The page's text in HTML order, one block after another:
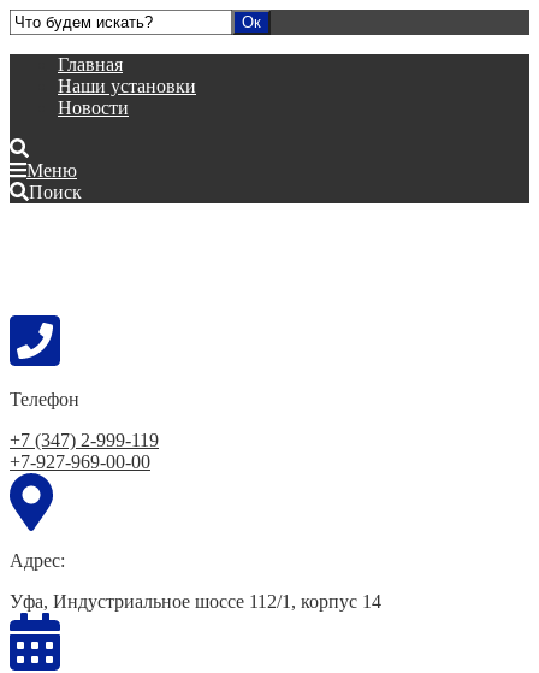
Главная
Наши установки
Новости
Меню
Поиск
Телефон
+7 (347) 2-999-119
+7-927-969-00-00
Адрес:
Уфа, Индустриальное шоссе 112/1, корпус 14